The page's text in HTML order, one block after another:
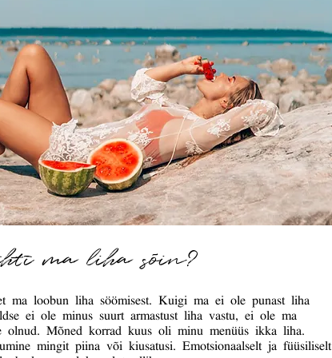
ma liha sõin?
ma loobun liha söömisest. Kuigi ma ei ole punast liha
ei ole minus suurt armastust liha vastu, ei ole ma
olnud. Mõned korrad kuus oli minu menüüs ikka liha.
mingit piina või kiusatusi. Emotsionaalselt ja füüsiliselt